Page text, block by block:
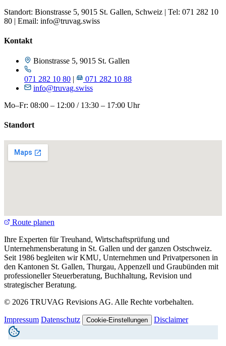
Standort: Bionstrasse 5, 9015 St. Gallen, Schweiz | Tel: 071 282 10
80 | Email: info@truvag.swiss
Kontakt
Bionstrasse 5, 9015 St. Gallen
071 282 10 80 |
071 282 10 88
info@truvag.swiss
Mo–Fr: 08:00 – 12:00 / 13:30 – 17:00 Uhr
Standort
Route planen
Ihre Experten für Treuhand, Wirtschaftsprüfung und
Unternehmensberatung in St. Gallen und der ganzen Ostschweiz.
Seit 1986 begleiten wir KMU, Unternehmen und Privatpersonen in
den Kantonen St. Gallen, Thurgau, Appenzell und Graubünden mit
professioneller Steuerberatung, Buchhaltung, Revision und
strategischer Beratung.
© 2026 TRUVAG Revisions AG. Alle Rechte vorbehalten.
Impressum Datenschutz Cookie-Einstellungen Disclaimer